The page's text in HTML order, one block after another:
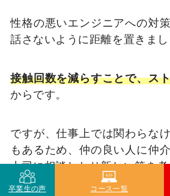
性格の悪いエンジニアへの対
話さないように距離を置きまし
接触回数を減らすことで、ス
からです。
ですが、仕事上では関わらな
もあるため、仲の良い人に仲
上司に相談したり新しい策を
卒業生の声 コース一覧